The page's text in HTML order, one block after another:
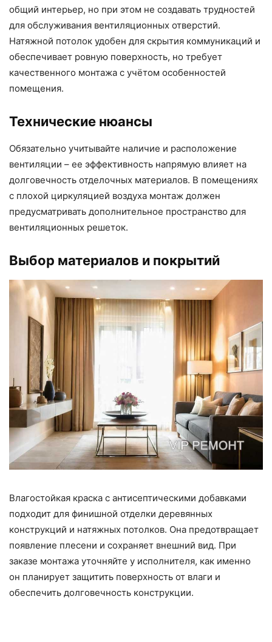
общий интерьер, но при этом не создавать трудностей
для обслуживания вентиляционных отверстий.
Натяжной потолок удобен для скрытия коммуникаций и
обеспечивает ровную поверхность, но требует
качественного монтажа с учётом особенностей
помещения.
Технические нюансы
Обязательно учитывайте наличие и расположение
вентиляции – ее эффективность напрямую влияет на
долговечность отделочных материалов. В помещениях
с плохой циркуляцией воздуха монтаж должен
предусматривать дополнительное пространство для
вентиляционных решеток.
Выбор материалов и покрытий
Влагостойкая краска с антисептическими добавками
подходит для финишной отделки деревянных
конструкций и натяжных потолков. Она предотвращает
появление плесени и сохраняет внешний вид. При
заказе монтажа уточняйте у исполнителя, как именно
он планирует защитить поверхность от влаги и
обеспечить долговечность конструкции.